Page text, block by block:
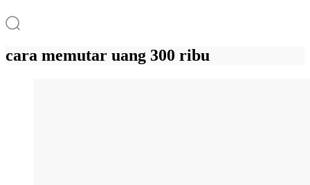
cara memutar uang 300 ribu